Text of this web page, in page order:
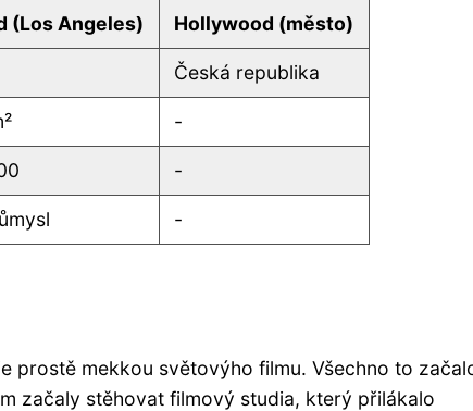
(Los Angeles) Hollywood (město)
Česká republika
-
-
-
prostě mekkou světovýho filmu. Všechno to
začaly stěhovat filmový studia, který přilákalo